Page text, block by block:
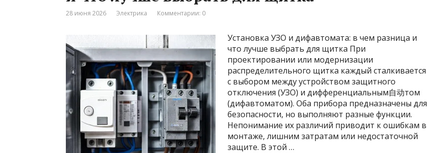
28 июня 2026 Электрика Комментарии: 0
Установка УЗО и дифавтомата: в чем разница и
что лучше выбрать для щитка При
проектировании или модернизации
распределительного щитка каждый сталкивается
с выбором между устройством защитного
отключения (УЗО) и дифференциальным自动том
(дифавтоматом). Оба прибора предназначены для
безопасности, но выполняют разные функции.
Непонимание их различий приводит к ошибкам в
монтаже, лишним затратам или недостаточной
защите. В этой …